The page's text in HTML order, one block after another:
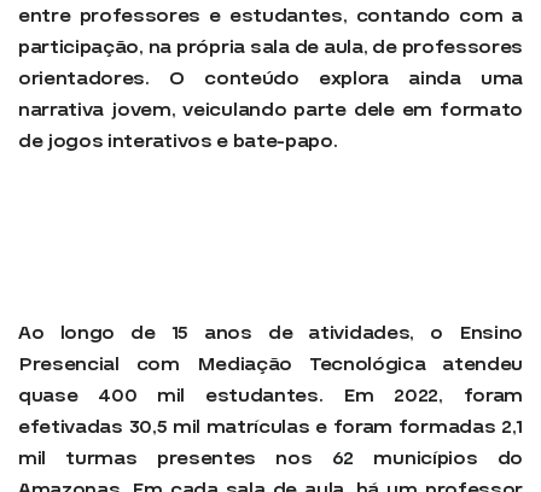
entre professores e estudantes, contando com a
participação, na própria sala de aula, de professores
orientadores. O conteúdo explora ainda uma
narrativa jovem, veiculando parte dele em formato
de jogos interativos e bate-papo.
Ao longo de 15 anos de atividades, o Ensino
Presencial com Mediação Tecnológica atendeu
quase 400 mil estudantes. Em 2022, foram
efetivadas 30,5 mil matrículas e foram formadas 2,1
mil turmas presentes nos 62 municípios do